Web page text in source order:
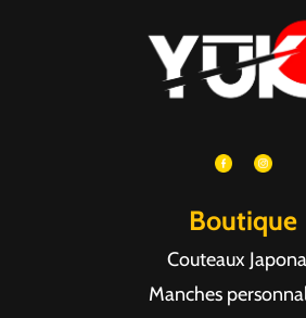
Boutique
Couteaux
Manches